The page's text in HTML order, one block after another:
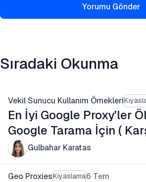
Yorumu Gönder
Sıradaki Okunma
Vekil Sunucu Kullanım Örnekleri
En İyi Google Proxy'ler
Google Tarama İçin (
Gulbahar Karatas
Geo ProxiesKıyaslama6 Tem